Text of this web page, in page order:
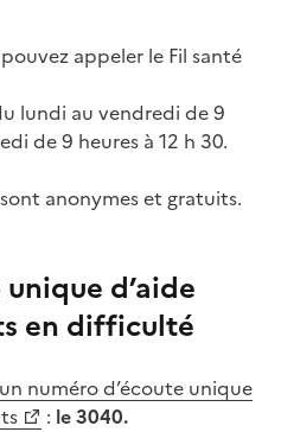
appeler le Fil santé
lundi au vendredi de 9
de 9 heures à 12 h 30.
anonymes et gratuits.
d’aide
en difficulté
un numéro d’écoute unique
: le 3040.